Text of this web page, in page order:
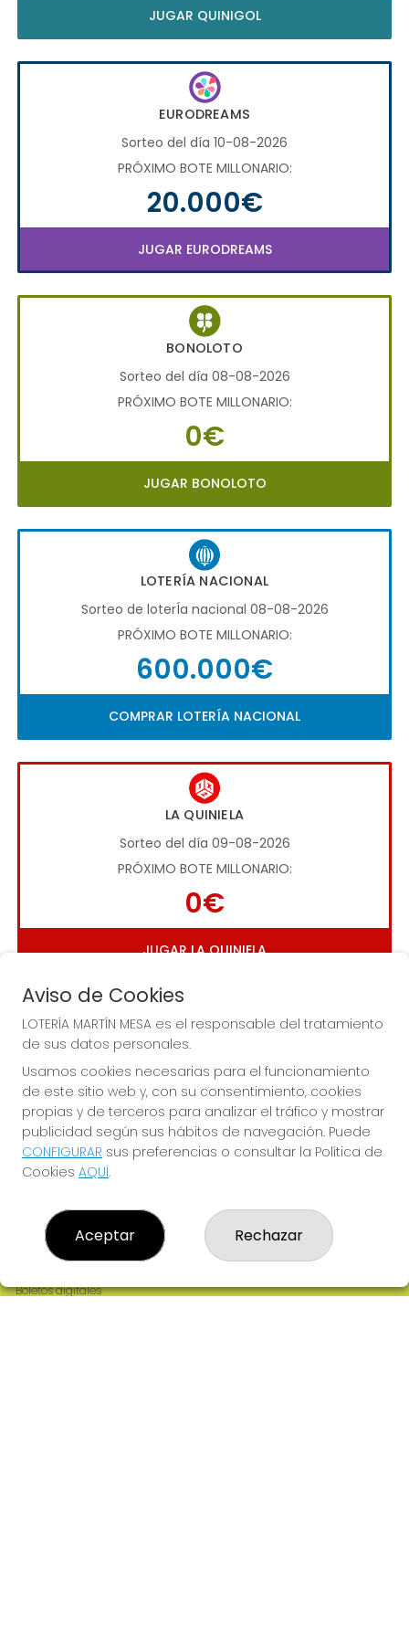
JUGAR QUINIGOL
EURODREAMS
Sorteo del día 10-08-2026
PRÓXIMO BOTE MILLONARIO:
20.000€
JUGAR EURODREAMS
BONOLOTO
Sorteo del día 08-08-2026
PRÓXIMO BOTE MILLONARIO:
0€
JUGAR BONOLOTO
LOTERÍA NACIONAL
Sorteo de loterÍa nacional 08-08-2026
PRÓXIMO BOTE MILLONARIO:
600.000€
COMPRAR LOTERÍA NACIONAL
LA QUINIELA
Sorteo del día 09-08-2026
PRÓXIMO BOTE MILLONARIO:
0€
JUGAR LA QUINIELA
Imagen anterior
LOTERÍA MARTÍN MESA
Resultados
Contacto
Empresas
Boletos digitales
Aviso de Cookies
LOTERÍA MARTÍN MESA es el responsable del tratamiento
de sus datos personales.
Usamos cookies necesarias para el funcionamiento
de este sitio web y, con su consentimiento, cookies
propias y de terceros para analizar el tráfico y mostrar
publicidad según sus hábitos de navegación. Puede
CONFIGURAR sus preferencias o consultar la Política de
Cookies AQUÍ.
Aceptar Rechazar